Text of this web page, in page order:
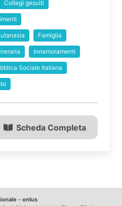
Collegi gesuiti
Famiglia
Innamoramenti
Sociale Italiana
Scheda Completa
- onlus